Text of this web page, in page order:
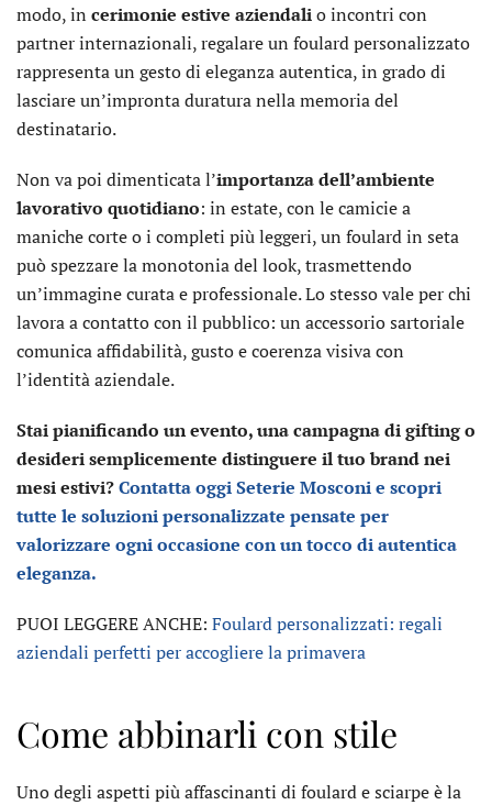
modo, in cerimonie estive aziendalio incontri con
partner internazionali, regalare un foulard personalizzato
rappresenta un gesto di eleganza autentica, in grado di
lasciare un’impronta duratura nella memoria del
destinatario.
Non va poi dimenticata l’importanza dell’ambiente
lavorativo quotidiano: in estate, con le camicie a
maniche corte o i completi più leggeri, un foulard in seta
può spezzare la monotonia del look, trasmettendo
un’immagine curata e professionale. Lo stesso vale per chi
lavora a contatto con il pubblico: un accessorio sartoriale
comunica affidabilità, gusto e coerenza visiva con
l’identità aziendale.
Stai pianificando un evento, una campagna di gifting o
desideri semplicemente distinguere il tuo brand nei
mesi estivi?Contatta oggi Seterie Mosconi e scopri
tutte le soluzioni personalizzate pensate per
valorizzare ogni occasione con un tocco di autentica
eleganza.
PUOI LEGGERE ANCHE: Foulard personalizzati: regali
aziendali perfetti per accogliere la primavera
Come abbinarli con stile
Uno degli aspetti più affascinanti di foulard e sciarpe è la